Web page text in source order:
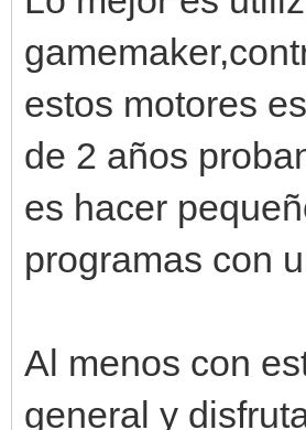
estos motores
de 2 años
es hacer
programas con
Al menos con
general y